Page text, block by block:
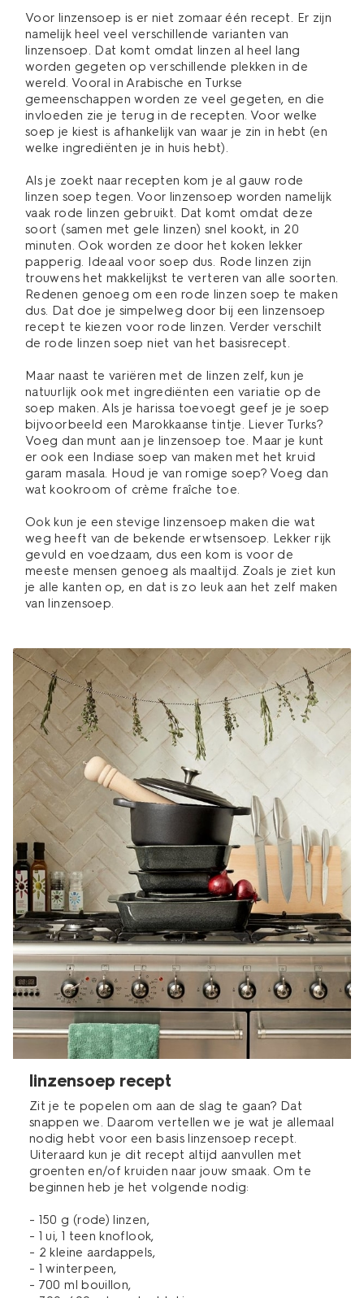
Voor linzensoep is er niet zomaar één recept. Er zijn
namelijk heel veel verschillende varianten van
linzensoep. Dat komt omdat linzen al heel lang
worden gegeten op verschillende plekken in de
wereld. Vooral in Arabische en Turkse
gemeenschappen worden ze veel gegeten, en die
invloeden zie je terug in de recepten. Voor welke
soep je kiest is afhankelijk van waar je zin in hebt (en
welke ingrediënten je in huis hebt).
Als je zoekt naar recepten kom je al gauw rode
linzen soep tegen. Voor linzensoep worden namelijk
vaak rode linzen gebruikt. Dat komt omdat deze
soort (samen met gele linzen) snel kookt, in 20
minuten. Ook worden ze door het koken lekker
papperig. Ideaal voor soep dus. Rode linzen zijn
trouwens het makkelijkst te verteren van alle soorten.
Redenen genoeg om een rode linzen soep te maken
dus. Dat doe je simpelweg door bij een linzensoep
recept te kiezen voor rode linzen. Verder verschilt
de rode linzen soep niet van het basisrecept.
Maar naast te variëren met de linzen zelf, kun je
natuurlijk ook met ingrediënten een variatie op de
soep maken. Als je harissa toevoegt geef je je soep
bijvoorbeeld een Marokkaanse tintje. Liever Turks?
Voeg dan munt aan je linzensoep toe. Maar je kunt
er ook een Indiase soep van maken met het kruid
garam masala. Houd je van romige soep? Voeg dan
wat kookroom of crème fraîche toe.
Ook kun je een stevige linzensoep maken die wat
weg heeft van de bekende erwtsensoep. Lekker rijk
gevuld en voedzaam, dus een kom is voor de
meeste mensen genoeg als maaltijd. Zoals je ziet kun
je alle kanten op, en dat is zo leuk aan het zelf maken
van linzensoep.
linzensoep recept
Zit je te popelen om aan de slag te gaan? Dat
snappen we. Daarom vertellen we je wat je allemaal
nodig hebt voor een basis linzensoep recept.
Uiteraard kun je dit recept altijd aanvullen met
groenten en/of kruiden naar jouw smaak. Om te
beginnen heb je het volgende nodig:
- 150 g (rode) linzen,
- 1 ui, 1 teen knoflook,
- 2 kleine aardappels,
- 1 winterpeen,
- 700 ml bouillon,